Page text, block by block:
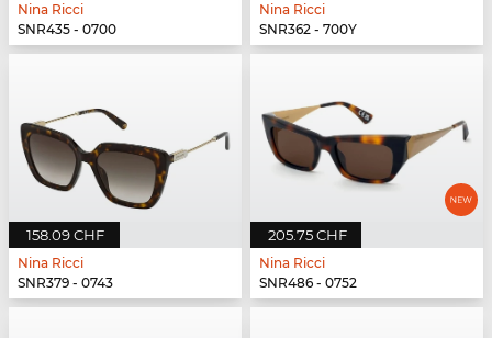
Nina Ricci
SNR435 - 0700
Nina Ricci
SNR362 - 700Y
158.09 CHF
Nina Ricci
SNR379 - 0743
205.75 CHF
Nina Ricci
SNR486 - 0752